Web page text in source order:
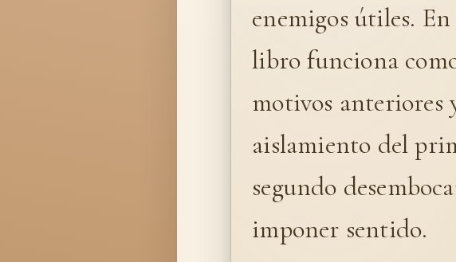
enemigos útiles.
libro funciona
motivos anteriores
aislamiento del
segundo
imponer sentido.